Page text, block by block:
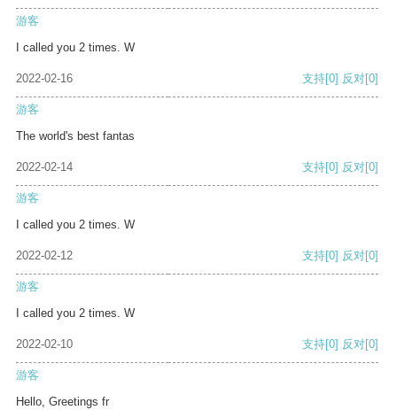
游客
I called you 2 times. W
2022-02-16 支持[0] 反对[0]
游客
The world's best fantas
2022-02-14 支持[0] 反对[0]
游客
I called you 2 times. W
2022-02-12 支持[0] 反对[0]
游客
I called you 2 times. W
2022-02-10 支持[0] 反对[0]
游客
Hello, Greetings fr